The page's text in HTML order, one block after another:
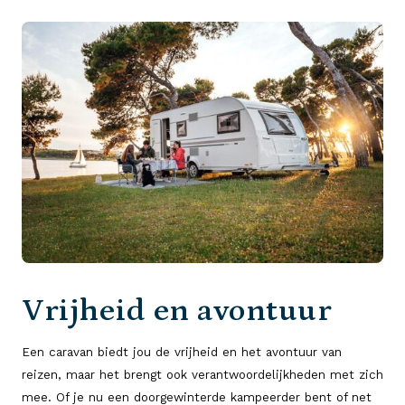
Vrijheid en avontuur
Een caravan biedt jou de vrijheid en het avontuur van
reizen, maar het brengt ook verantwoordelijkheden met zich
mee. Of je nu een doorgewinterde kampeerder bent of net